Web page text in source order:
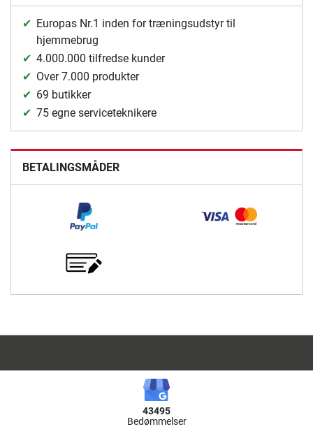
Europas Nr.1 inden for træningsudstyr til
hjemmebrug
4.000.000 tilfredse kunder
Over 7.000 produkter
69 butikker
75 egne serviceteknikere
BETALINGSMÅDER
43495
Bedømmelser